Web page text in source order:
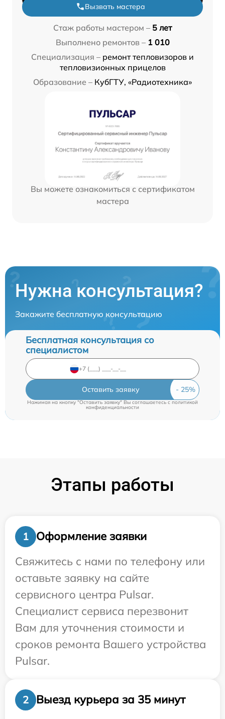
Вызвать мастера
Стаж работы мастером – 5 лет
Выполнено ремонтов – 1 010
Специализация – ремонт тепловизоров и
тепловизионных прицелов
Образование – КубГТУ, «Радиотехника»
Вы можете ознакомиться с сертификатом
мастера
Нужна консультация?
Закажите бесплатную консультацию
Бесплатная консультация со
специалистом
Оставить заявку
Нажимая на кнопку "Оставить заявку" Вы соглашаетесь cполитикой
конфиденциальности
Этапы работы
1
Оформление заявки
Свяжитесь с нами по телефону или
оставьте заявку на сайте
сервисного центра Pulsar.
Специалист сервиса перезвонит
Вам для уточнения стоимости и
сроков ремонта Вашего устройства
Pulsar.
2
Выезд курьера за 35 минут